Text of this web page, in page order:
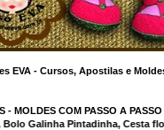
EVA - Cursos, Apostilas e
- MOLDES COM PASSO A PASSO
Pintadinha, Cesta flor,